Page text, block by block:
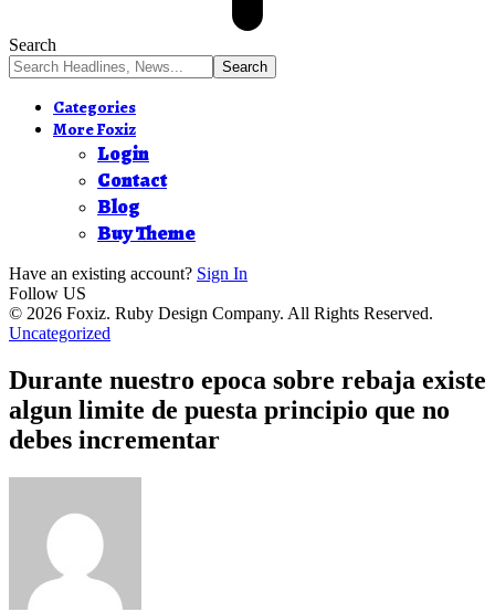
Search
Categories
More Foxiz
Login
Contact
Blog
Buy Theme
Have an existing account? Sign In
Follow US
© 2026 Foxiz. Ruby Design Company. All Rights Reserved.
Uncategorized
Durante nuestro epoca sobre rebaja existe
algun limite de puesta principio que no
debes incrementar